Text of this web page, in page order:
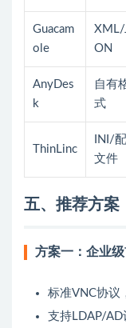
Guacam
ole
XML/
ON
AnyDes
k
自有
式
ThinLinc
INI/
文件
五、推荐方案
方案一：企业
标准VNC协议
支持LDAP/AD